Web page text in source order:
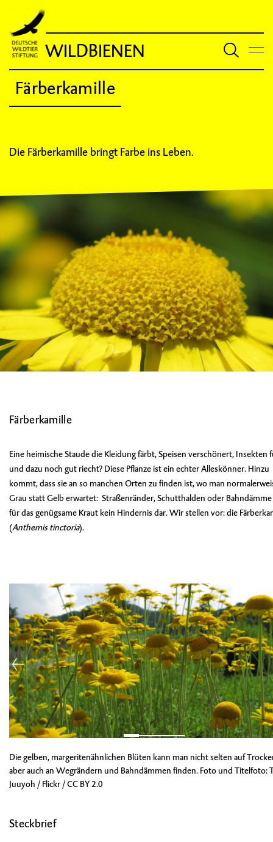
WILDBIENEN
Färberkamille
Die Färberkamille bringt Farbe ins Leben.
Färberkamille
Eine heimische Staude die Kleidung färbt, Speisen verschönert, Insekten
und dazu noch gut riecht? Diese Pflanze ist ein echter Alleskönner. Hinzu
kommt, dass sie an so manchen Orten zu finden ist, wo man
Grau statt Gelb erwartet: Straßenränder, Schutthalden oder
für das genügsame Kraut kein Hindernis dar. Wir stellen vor: die
(Anthemis tinctoria).
Die gelben, margeritenähnlichen Blüten kann man nicht selten auf
aber auch an Wegrändern und Bahndämmen finden. Foto und Titelfoto:
Juuyoh / Flickr /CC BY 2.0
Steckbrief